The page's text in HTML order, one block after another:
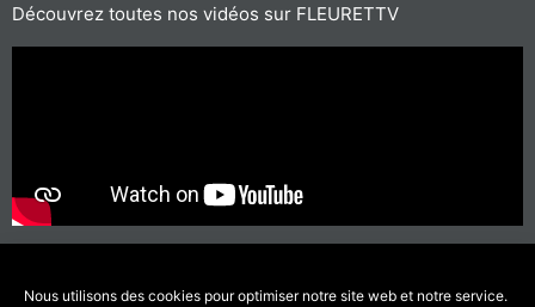
Nous utilisons des cookies pour optimiser notre site web et notre service.
Découvrez toutes nos vidéos sur FLEURETTV
#SeDéplacerMoinsPolluer